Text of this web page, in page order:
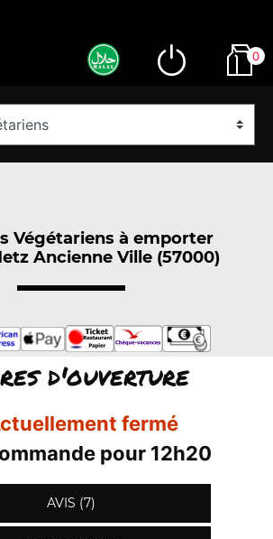
0
Végétariens à emporter
Ancienne Ville (57000)
d'ouverture
fermé
pour 12h20
AVIS (7)